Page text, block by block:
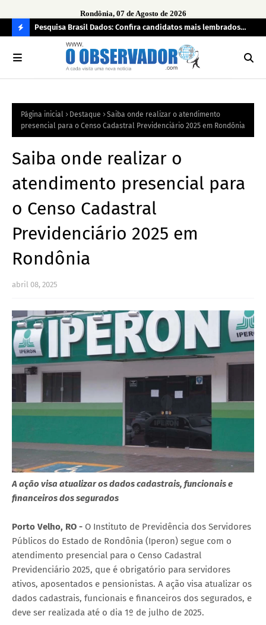
Rondônia, 07 de Agosto de 2026
O
R
Pesquisa Brasil Dados: Confira candidatos mais lembrados
pelo eleitorado de Rondônia para deputado estadual
Página inicial Destaque
Saiba onde realizar o atendimento
presencial para o Censo Cadastral Previdenciário 2025 em Rondônia
Saiba onde realizar o
atendimento presencial para
o Censo Cadastral
Previdenciário 2025 em
Rondônia
abril 08, 2025
A ação visa atualizar os dados cadastrais, funcionais e
financeiros dos segurados
Porto Velho, RO - O Instituto de Previdência dos Servidores
Públicos do Estado de Rondônia (Iperon) segue com o
atendimento presencial para o Censo Cadastral
Previdenciário 2025, que é obrigatório para servidores
ativos, aposentados e pensionistas. A ação visa atualizar os
dados cadastrais, funcionais e financeiros dos segurados, e
deve ser realizada até o dia 1º de julho de 2025.